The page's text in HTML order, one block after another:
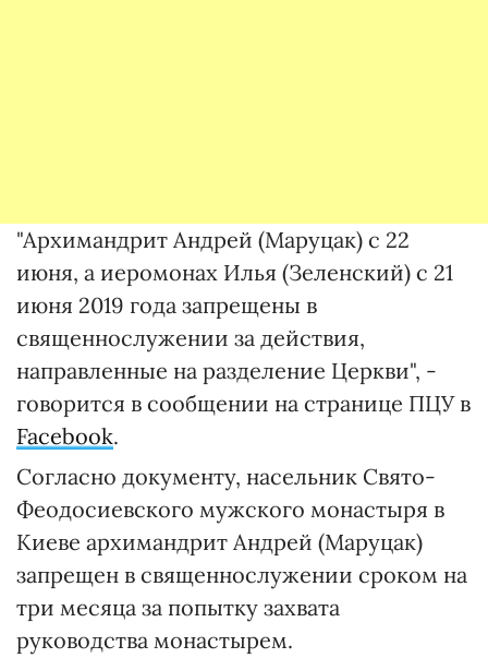
"Архимандрит Андрей (Маруцак) с 22
июня, а иеромонах Илья (Зеленский) с 21
июня 2019 года запрещены в
священнослужении за действия,
направленные на разделение Церкви", -
говорится в сообщении на странице ПЦУ в
Facebook.
Согласно документу, насельник Свято-
Феодосиевского мужского монастыря в
Киеве архимандрит Андрей (Маруцак)
запрещен в священнослужении сроком на
три месяца за попытку захвата
руководства монастырем.